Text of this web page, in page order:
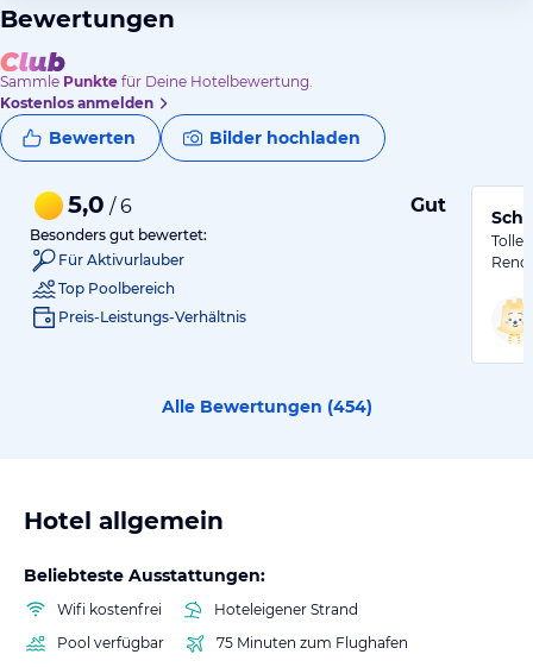
Bewertungen
Sammle Punkte für Deine Hotelbewertung.
Kostenlos anmelden
Bewerten Bilder hochladen
5,0 / 6 Gut
Besonders gut bewertet:
Für Aktivurlauber
Top Poolbereich
Preis-Leistungs-Verhältnis
Tolle
Alle Bewertungen (454)
Hotel allgemein
Beliebteste Ausstattungen:
Wifi kostenfrei
Hoteleigener Strand
Pool verfügbar
75 Minuten zum Flughafen